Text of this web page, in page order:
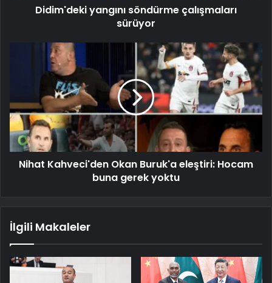
Didim'deki yangını söndürme çalışmaları
sürüyor
Nihat Kahveci'den Okan Buruk'a eleştiri: Hocam
buna gerek yoktu
İlgili Makaleler